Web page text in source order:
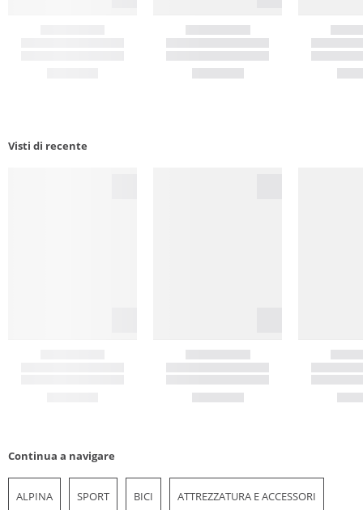
Visti di recente
Continua a navigare
ALPINA SPORT BICI ATTREZZATURA E ACCESSORI